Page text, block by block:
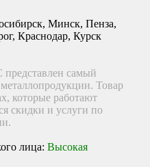
Минск, Пенза,
Краснодар, Курск
самый
Товар
которые работают
скидки и услуги по
лица: Высокая